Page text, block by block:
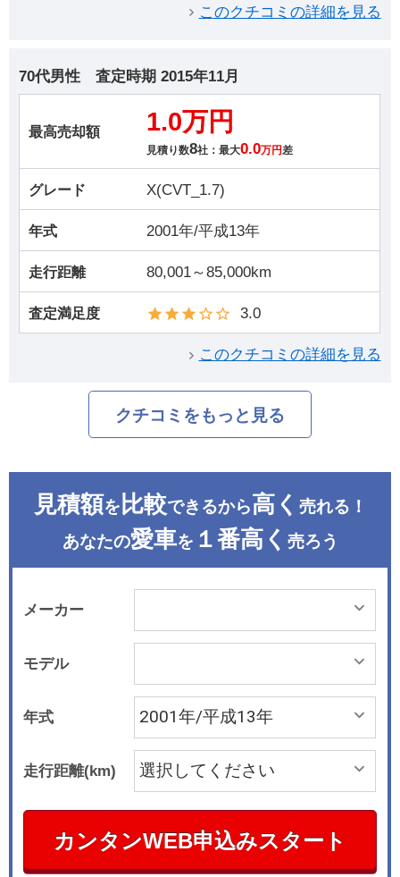
このクチコミの詳細を見る
70代男性 査定時期 2015年11月
最高売却額 1.0万円
見積り数8社：最大0.0万円差
グレード X(CVT_1.7)
年式 2001年/平成13年
走行距離 80,001～85,000km
査定満足度 3.0
このクチコミの詳細を見る
クチコミをもっと見る
見積額を 比較できるから高く 売れる！
あなたの愛車を １番高く 売ろう
メーカー
モデル
年式
走行距離(km)
カンタンWEB申込みスタート